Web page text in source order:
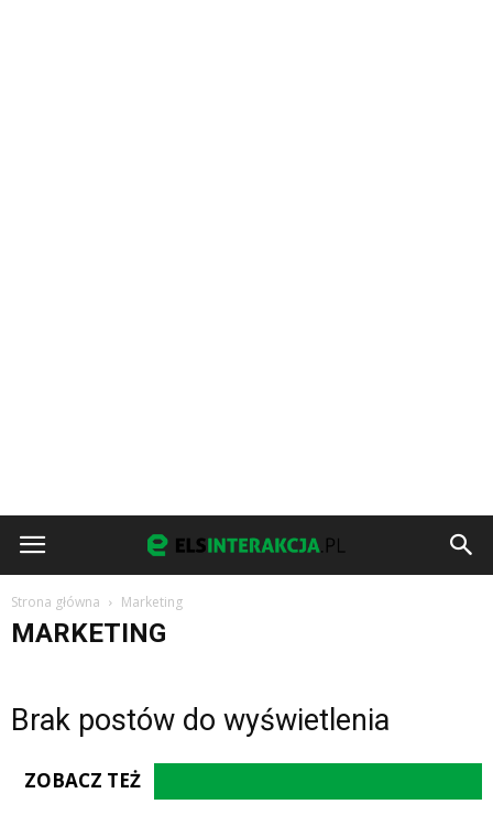
Strona główna Marketing
MARKETING
Brak postów do wyświetlenia
ZOBACZ TEŻ